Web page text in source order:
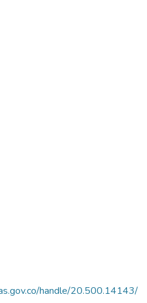
handle/20.500.14143/